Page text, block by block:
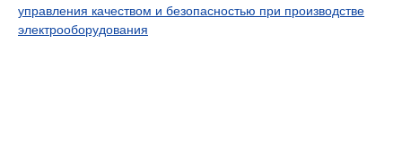
управления качеством и безопасностью при производстве
электрооборудования